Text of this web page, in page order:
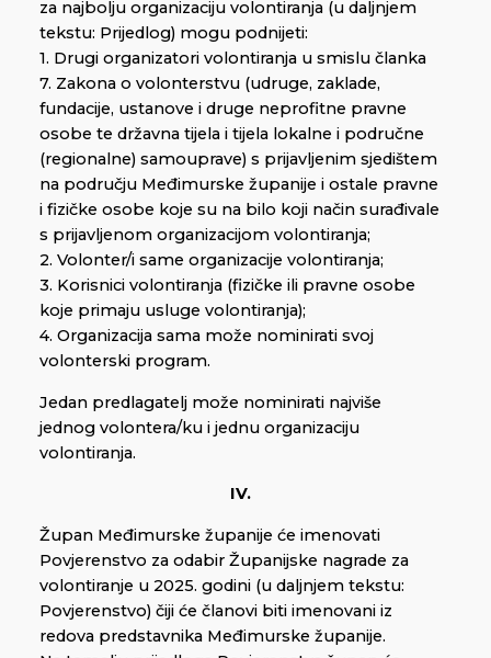
za najbolju organizaciju volontiranja (u daljnjem
tekstu: Prijedlog) mogu podnijeti:
1. Drugi organizatori volontiranja u smislu članka
7. Zakona o volonterstvu (udruge, zaklade,
fundacije, ustanove i druge neprofitne pravne
osobe te državna tijela i tijela lokalne i područne
(regionalne) samouprave) s prijavljenim sjedištem
na području Međimurske županije i ostale pravne
i fizičke osobe koje su na bilo koji način surađivale
s prijavljenom organizacijom volontiranja;
2. Volonter/i same organizacije volontiranja;
3. Korisnici volontiranja (fizičke ili pravne osobe
koje primaju usluge volontiranja);
4. Organizacija sama može nominirati svoj
volonterski program.
Jedan predlagatelj može nominirati najviše
jednog volontera/ku i jednu organizaciju
volontiranja.
IV.
Župan Međimurske županije će imenovati
Povjerenstvo za odabir Županijske nagrade za
volontiranje u 2025. godini (u daljnjem tekstu:
Povjerenstvo) čiji će članovi biti imenovani iz
redova predstavnika Međimurske županije.